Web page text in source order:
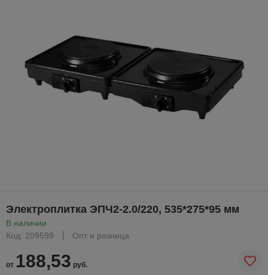
Электроплитка ЭПЧ2-2.0/220, 535*275*95 мм
В наличии
Код: 209599
Опт и розница
от 188,53 руб.